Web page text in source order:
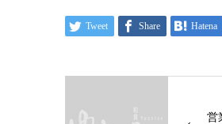
Tweet Share Hatena
営